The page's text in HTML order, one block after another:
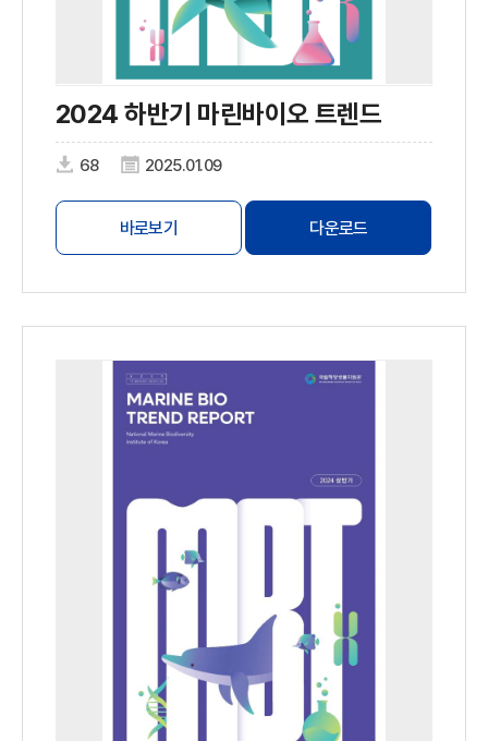
2024 하반기 마린바이오 트렌드
68 2025.01.09
바로보기 다운로드